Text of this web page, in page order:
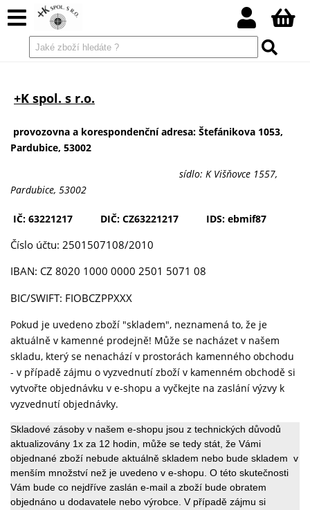
+K spol. s r.o.
provozovna a korespondenční adresa: Štefánikova 1053,
Pardubice, 53002
sídlo: K Višňovce 1557,
Pardubice, 53002
IČ: 63221217 DIČ: CZ63221217 IDS: ebmif87
Číslo účtu: 2501507108/2010
IBAN: CZ 8020 1000 0000 2501 5071 08
BIC/SWIFT: FIOBCZPPXXX
Pokud je uvedeno zboží "skladem", neznamená to, že je
aktuálně v kamenné prodejně! Může se nacházet v našem
skladu, který se nenachází v prostorách kamenného obchodu
- v případě zájmu o vyzvednutí zboží v kamenném obchodě si
vytvořte objednávku v e-shopu a vyčkejte na zaslání výzvy k
vyzvednutí objednávky.
Skladové zásoby v našem e-shopu jsou z technických důvodů
aktualizovány 1x za 12 hodin, může se tedy stát, že Vámi
objednané zboží nebude aktuálně skladem nebo bude skladem v
menším množství než je uvedeno v e-shopu. O této skutečnosti
Vám bude co nejdříve zaslán e-mail a zboží bude obratem
objednáno u dodavatele nebo výrobce. V případě zájmu si